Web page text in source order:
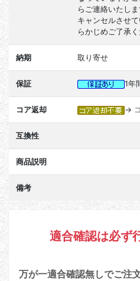
らご連絡いたし
キャンセルさせ
らかじめご了承く
納期 取り寄せ
保証 1年
コア返却 →
互換性
商品説明
備考
適合確認は必ず
万が一適合確認無しでご注